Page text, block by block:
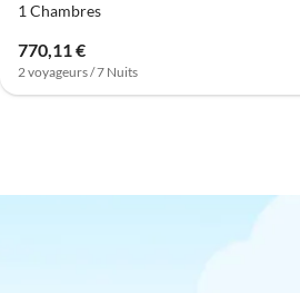
1 Chambres
770,11 €
2 voyageurs / 7 Nuits